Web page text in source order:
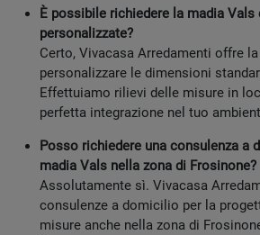
È possibile richiedere la madia
personalizzate?
Certo, Vivacasa Arredamenti offre
personalizzare le dimensioni
Effettuiamo rilievi delle misure in
perfetta integrazione nel tuo
Posso richiedere una consulenza a
madia Vals nella zona di Frosinone?
Assolutamente sì. Vivacasa
consulenze a domicilio per la
misure anche nella zona di